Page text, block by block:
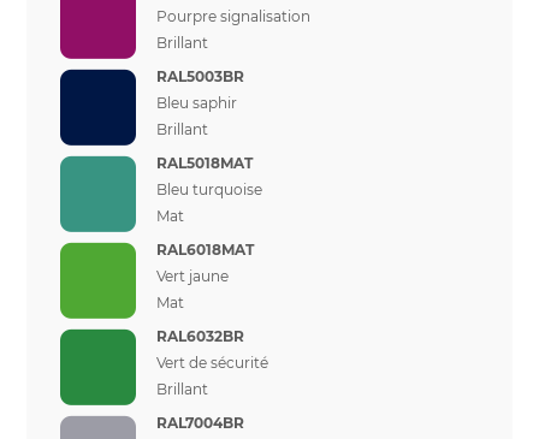
Pourpre signalisation
Brillant
RAL5003BR
Bleu saphir
Brillant
RAL5018MAT
Bleu turquoise
Mat
RAL6018MAT
Vert jaune
Mat
RAL6032BR
Vert de sécurité
Brillant
RAL7004BR